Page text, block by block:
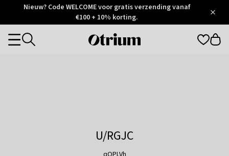
Otrium
Trustpilot
Nieuw? Code WELCOME voor gratis verzending vanaf
€100 + 10% korting.
Otrium
Categories
U/RGJC